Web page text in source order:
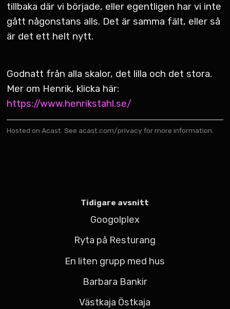
tillbaka där vi började, eller egentligen har vi inte
gått någonstans alls. Det är samma fält, eller så
är det ett helt nytt.
Godnatt från alla skalor, det lilla och det stora.
Mer om Henrik, klicka här:
https://www.henrikstahl.se/
Hosted on Acast. See acast.com/privacy for more information.
Tidigare avsnitt
Googolplex
Ryta på Resturang
En liten grupp med hus
Barbara Bankir
Västkaja Östkaja